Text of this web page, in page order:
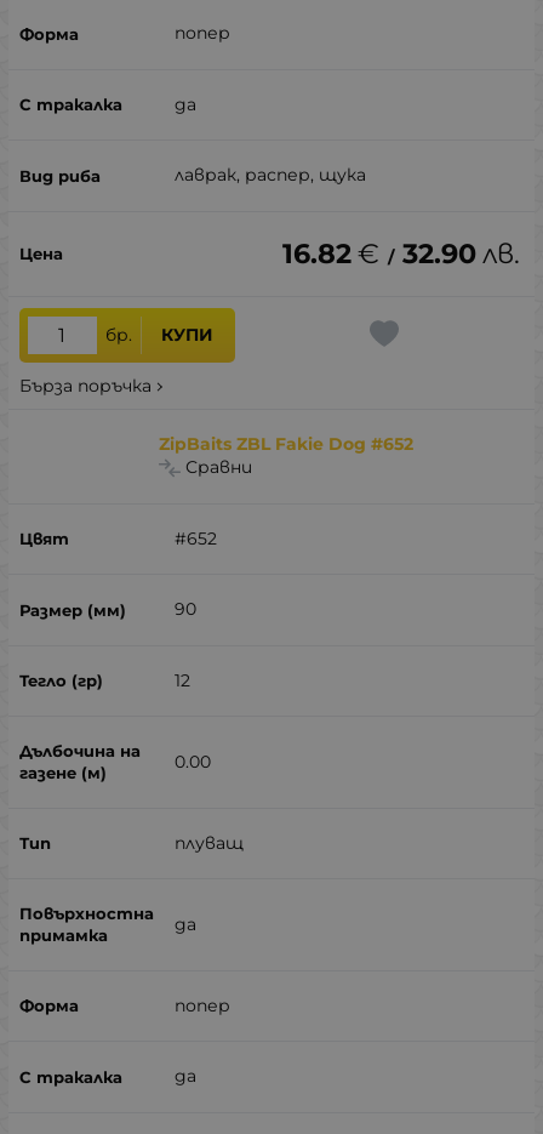
попер
да
лаврак, распер, щука
16.82€ / 32.90лв.
бр. КУПИ
Бърза поръчка
ZipBaits ZBL Fakie Dog #652
Сравни
#652
90
12
0.00
плуващ
да
попер
да